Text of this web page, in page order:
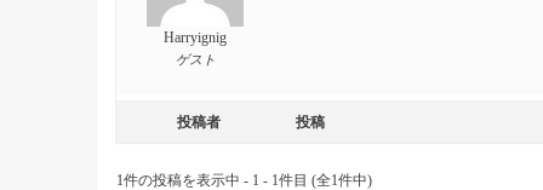
Harryignig
ゲスト
投稿者 投稿
1件の投稿を表示中 - 1 - 1件目 (全1件中)